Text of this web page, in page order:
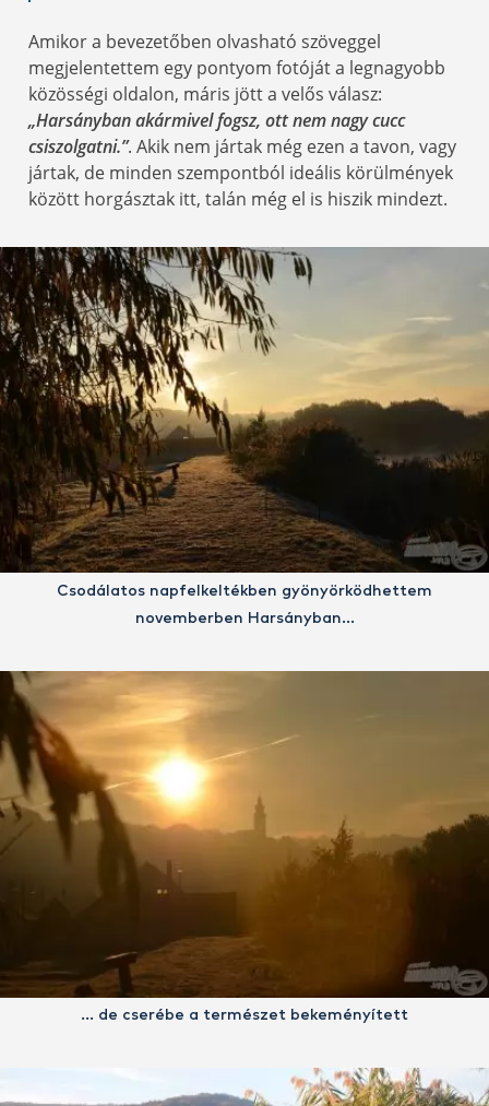
Amikor a bevezetőben olvasható szöveggel
megjelentettem egy pontyom fotóját a legnagyobb
közösségi oldalon, máris jött a velős válasz:
„Harsányban akármivel fogsz, ott nem nagy cucc
csiszolgatni.”. Akik nem jártak még ezen a tavon, vagy
jártak, de minden szempontból ideális körülmények
között horgásztak itt, talán még el is hiszik mindezt.
Csodálatos napfelkeltékben gyönyörködhettem
novemberben Harsányban…
… de cserébe a természet bekeményített